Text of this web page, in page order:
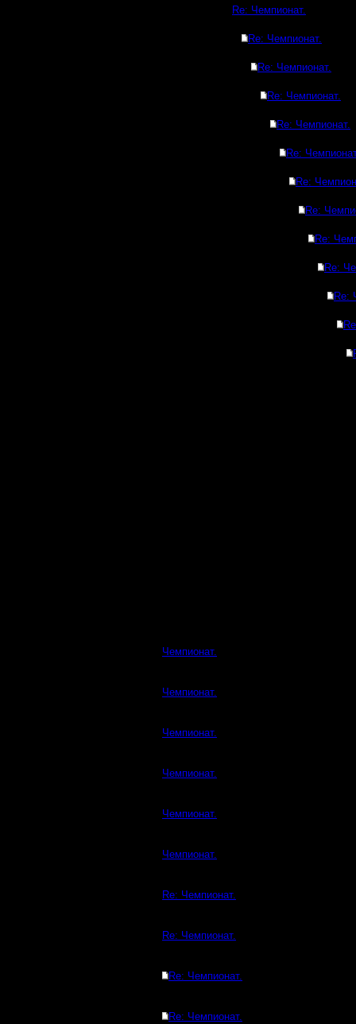
Re: Чемпионат.
Re: Чемпионат.
Re: Чемпионат.
Re: Чемпионат.
Re: Чемпионат.
Re:
Re:
Re:
Re:
Re:
Re:
Чемпионат.
Чемпионат.
Чемпионат.
Чемпионат.
Чемпионат.
Чемпионат.
Re: Чемпионат.
Re: Чемпионат.
Re: Чемпионат.
Re: Чемпионат.